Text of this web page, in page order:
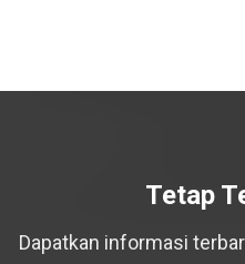
Tetap
Dapatkan informasi